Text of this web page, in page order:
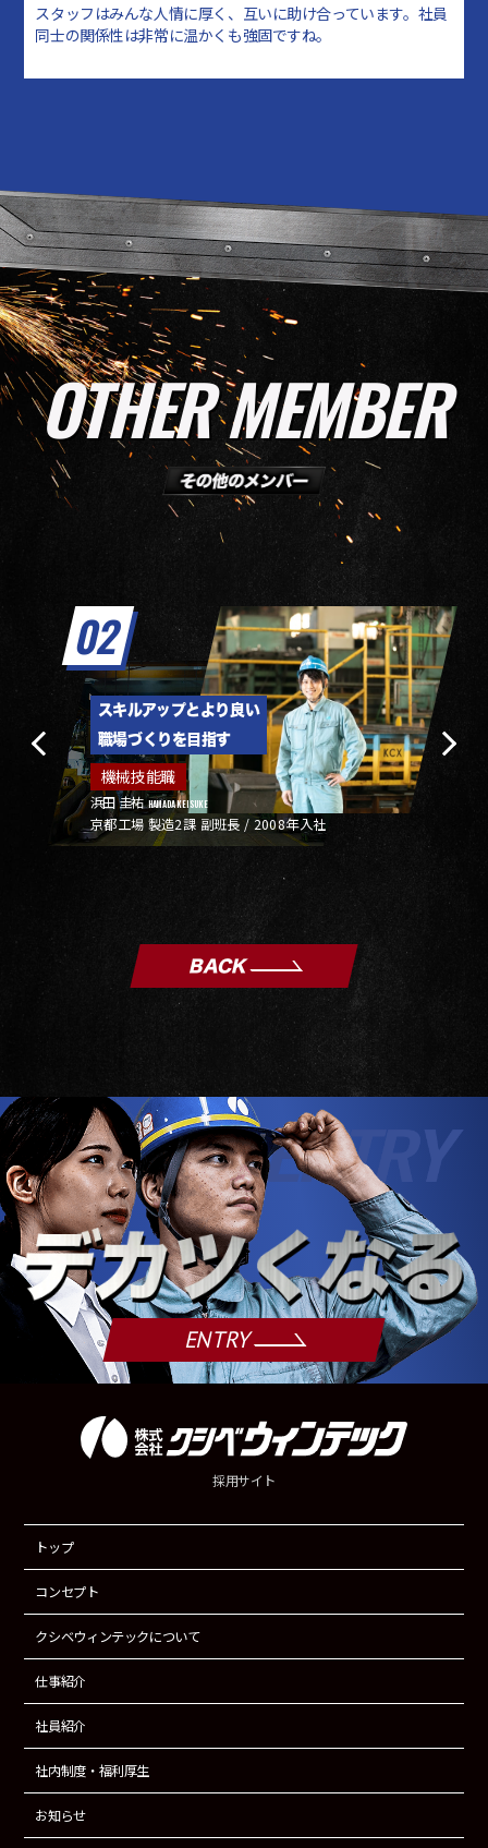
スタッフはみんな人情に厚く、互いに助け合っています。社員
同士の関係性は非常に温かくも強固ですね。
OTHER MEMBER
02
スキルアップとより良い
職場づくりを目指す
機械技能職
浜田 圭祐 HAMADA KEISUKE
京都工場 製造2課 副班長 / 2008年入社
BACK
ENTRY
採用サイト
トップ
コンセプト
クシベウィンテックについて
仕事紹介
社員紹介
社内制度・福利厚生
お知らせ